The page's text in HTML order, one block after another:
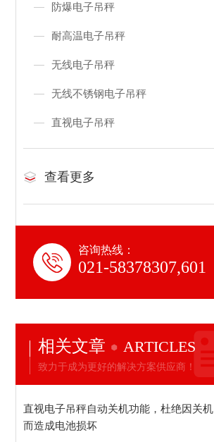
防爆电子吊秤
耐高温电子吊秤
无线电子吊秤
无线不锈钢电子吊秤
直视电子吊秤
查看更多
咨询热线：
021-58378307,601
相关文章 ARTICLES
致力于成为更好的解决方案供应商！
直视电子吊秤自动关机功能，杜绝因关机
而造成电池损坏